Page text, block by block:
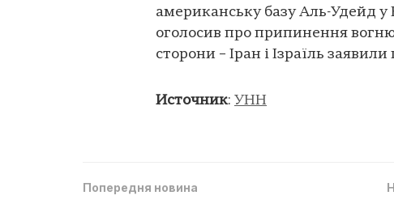
американську базу Аль-Удейд
оголосив про припинення
сторони – Іран і Ізраїль
Источник: УНН
Попередня новина